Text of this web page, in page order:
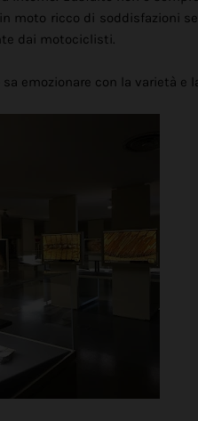
moto ricco di soddisfazioni
dai motociclisti.
emozionare con la varietà e